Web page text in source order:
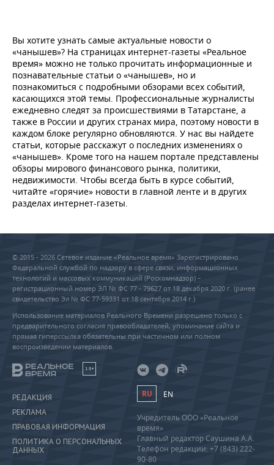
Вы хотите узнать самые актуальные новости о
«чанышев»? На страницах интернет-газеты «Реальное
время» можно не только прочитать информационные и
познавательные статьи о «чанышев», но и
познакомиться с подробными обзорами всех событий,
касающихся этой темы. Профессиональные журналисты
ежедневно следят за происшествиями в Татарстане, а
также в России и других странах мира, поэтому новости в
каждом блоке регулярно обновляются. У нас вы найдете
статьи, которые расскажут о последних изменениях о
«чанышев». Кроме того на нашем портале представлены
обзоры мирового финансового рынка, политики,
недвижимости. Чтобы всегда быть в курсе событий,
читайте «горячие» новости в главной ленте и в других
разделах интернет-газеты.
© 2015 - 2026 Сетевое издание «Реальное время» Зарегистрировано
Федеральной службой по надзору в сфере связи, информационных
технологий и массовых коммуникаций (Роскомнадзор) –
регистрационный номер ЭЛ № ФС 77 - 79627 от 18 декабря 2020 г. (ранее
свидетельство Эл № ФС 77-59331 от 18 сентября 2014 г.)
Использование материалов Реального Времени разрешено только с
предварительного согласия правообладателей, упоминание сайта и
прямая гиперссылка обязательны при частичном или полном
воспроизведении материалов.
18+
РЕДАКЦИЯ
РЕКЛАМА
ПРАВОВАЯ ИНФОРМАЦИЯ
ПОЛИТИКА О ПЕРСОНАЛЬНЫХ
ДАННЫХ
RU EN
Учредитель ООО «Реальное
время»
Главный редактор Саушина А.А.
Телефон редакции: +7 (843) 222-
90-80